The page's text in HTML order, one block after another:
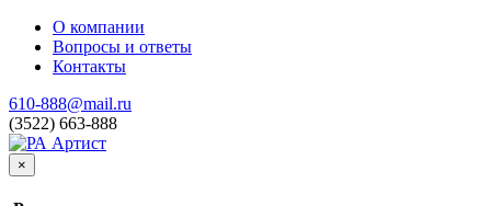
О компании
Вопросы и ответы
Контакты
610-888@mail.ru
(3522) 663-888
×